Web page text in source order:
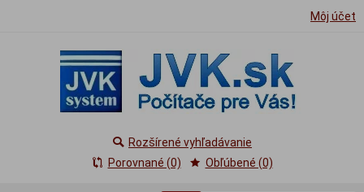
Môj účet
Rozšírené vyhľadávanie
Porovnané (0)
Obľúbené (0)